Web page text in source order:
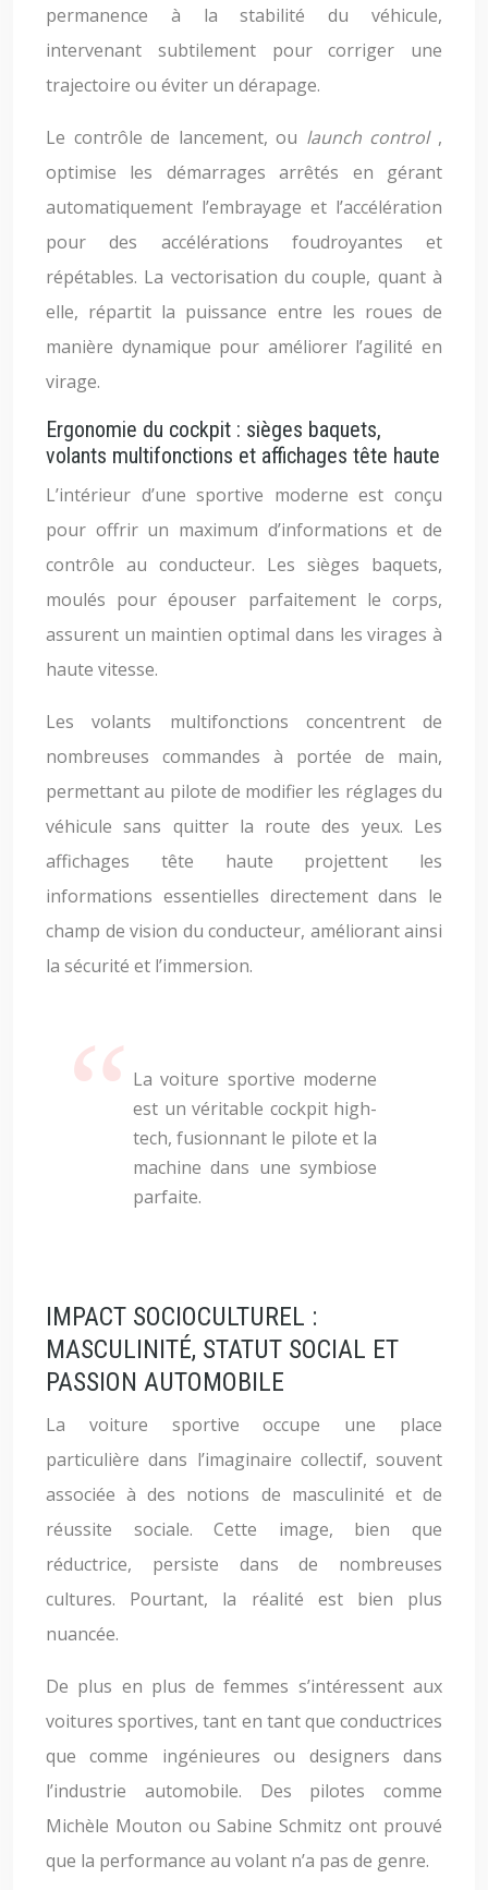
permanence à la stabilité du véhicule,
intervenant subtilement pour corriger une
trajectoire ou éviter un dérapage.
Le contrôle de lancement, ou launch control ,
optimise les démarrages arrêtés en gérant
automatiquement l’embrayage et l’accélération
pour des accélérations foudroyantes et
répétables. La vectorisation du couple, quant à
elle, répartit la puissance entre les roues de
manière dynamique pour améliorer l’agilité en
virage.
Ergonomie du cockpit : sièges baquets,
volants multifonctions et affichages tête haute
L’intérieur d’une sportive moderne est conçu
pour offrir un maximum d’informations et de
contrôle au conducteur. Les sièges baquets,
moulés pour épouser parfaitement le corps,
assurent un maintien optimal dans les virages à
haute vitesse.
Les volants multifonctions concentrent de
nombreuses commandes à portée de main,
permettant au pilote de modifier les réglages du
véhicule sans quitter la route des yeux. Les
affichages tête haute projettent les
informations essentielles directement dans le
champ de vision du conducteur, améliorant ainsi
la sécurité et l’immersion.
La voiture sportive moderne
est un véritable cockpit high-
tech, fusionnant le pilote et la
machine dans une symbiose
parfaite.
IMPACT SOCIOCULTUREL :
MASCULINITÉ, STATUT SOCIAL ET
PASSION AUTOMOBILE
La voiture sportive occupe une place
particulière dans l’imaginaire collectif, souvent
associée à des notions de masculinité et de
réussite sociale. Cette image, bien que
réductrice, persiste dans de nombreuses
cultures. Pourtant, la réalité est bien plus
nuancée.
De plus en plus de femmes s’intéressent aux
voitures sportives, tant en tant que conductrices
que comme ingénieures ou designers dans
l’industrie automobile. Des pilotes comme
Michèle Mouton ou Sabine Schmitz ont prouvé
que la performance au volant n’a pas de genre.